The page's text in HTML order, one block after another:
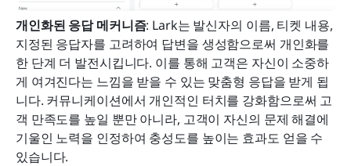
개인화된 응답 메커니즘: Lark는 발신자의 이름, 티켓 내용,
지정된 응답자를 고려하여 답변을 생성함으로써 개인화를
한 단계 더 발전시킵니다. 이를 통해 고객은 자신이 소중하
게 여겨진다는 느낌을 받을 수 있는 맞춤형 응답을 받게 됩
니다. 커뮤니케이션에서 개인적인 터치를 강화함으로써 고
객 만족도를 높일 뿐만 아니라, 고객이 자신의 문제 해결에
기울인 노력을 인정하여 충성도를 높이는 효과도 얻을 수
있습니다.